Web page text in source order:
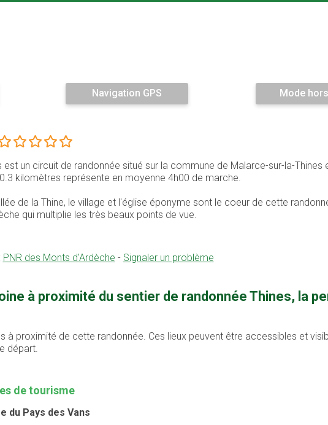
Navigation GPS Mode
est un circuit de randonnée situé sur la commune de Malarce-sur-la-Thines
kilomètres représente en moyenne 4h00 de marche.
de la Thine, le village et l'église éponyme sont le coeur de cette
qui multiplie les très beaux points de vue.
PNR des Monts d'Ardèche - Signaler un problème
à proximité du sentier de randonnée Thines, la
à proximité de cette randonnée. Ces lieux peuvent être accessibles et
départ.
de tourisme
du Pays des Vans